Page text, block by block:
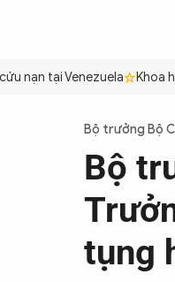
nạn tại Venezuela Khoa
Bộ trưởng Bộ
Bộ
tụng